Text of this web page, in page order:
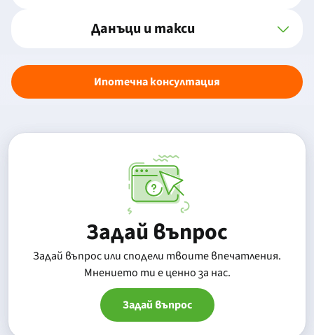
Данъци и такси
Ипотечна консултация
Задай въпрос
Задай въпрос или сподели твоите впечатления.
Mнението ти е ценно за нас.
Задай въпрос